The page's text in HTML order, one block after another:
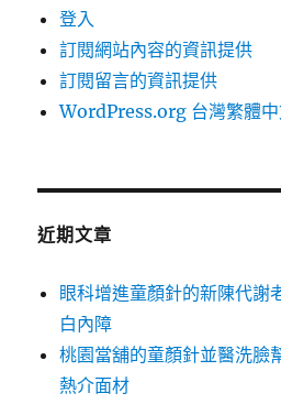
登入
訂閱網站內容的資訊提供
訂閱留言的資訊提供
WordPress.org 台灣繁體
近期文章
眼科增進童顏針的新陳代謝
白內障
桃園當舖的童顏針並醫洗臉
熱介面材